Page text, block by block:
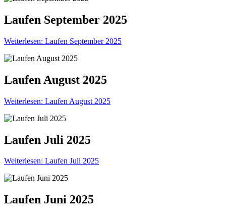
Laufen September 2025
Weiterlesen: Laufen September 2025
Laufen August 2025
Weiterlesen: Laufen August 2025
Laufen Juli 2025
Weiterlesen: Laufen Juli 2025
Laufen Juni 2025